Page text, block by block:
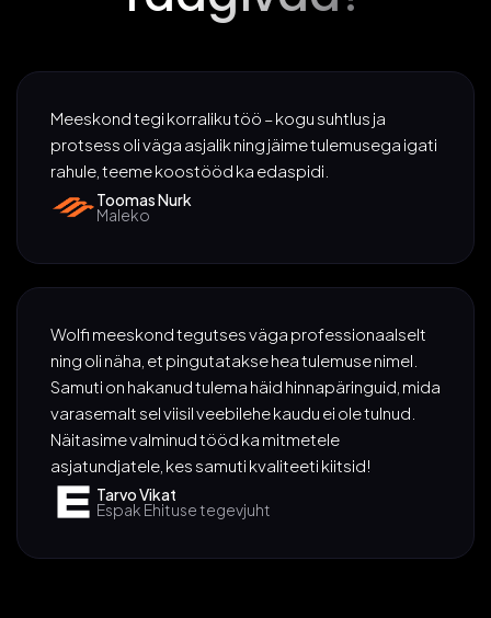
Meeskond tegi korraliku töö – kogu suhtlus ja
protsess oli väga asjalik ning jäime tulemusega igati
rahule, teeme koostööd ka edaspidi.
Toomas Nurk
Maleko
Wolfi meeskond tegutses väga professionaalselt
ning oli näha, et pingutatakse hea tulemuse nimel.
Samuti on hakanud tulema häid hinnapäringuid, mida
varasemalt sel viisil veebilehe kaudu ei ole tulnud.
Näitasime valminud tööd ka mitmetele
asjatundjatele, kes samuti kvaliteeti kiitsid!
Tarvo Vikat
Espak Ehituse tegevjuht